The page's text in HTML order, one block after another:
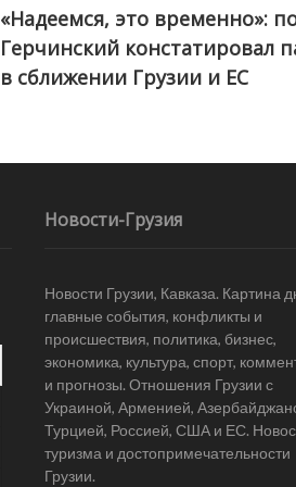
«Надеемся, это временно»:
Герчинский констатировал
в сближении Грузии и ЕС
Новости-Грузия
Новости Грузии, Кавказа. Картина
главные события, конфликты и
происшествия, политика, бизнес,
экономика, культура, спорт,
и прогнозы. Отношения Грузии с
Украиной, Арменией,
Турцией, Россией, США и ЕС.
туризма и достопримечательности
Грузии.